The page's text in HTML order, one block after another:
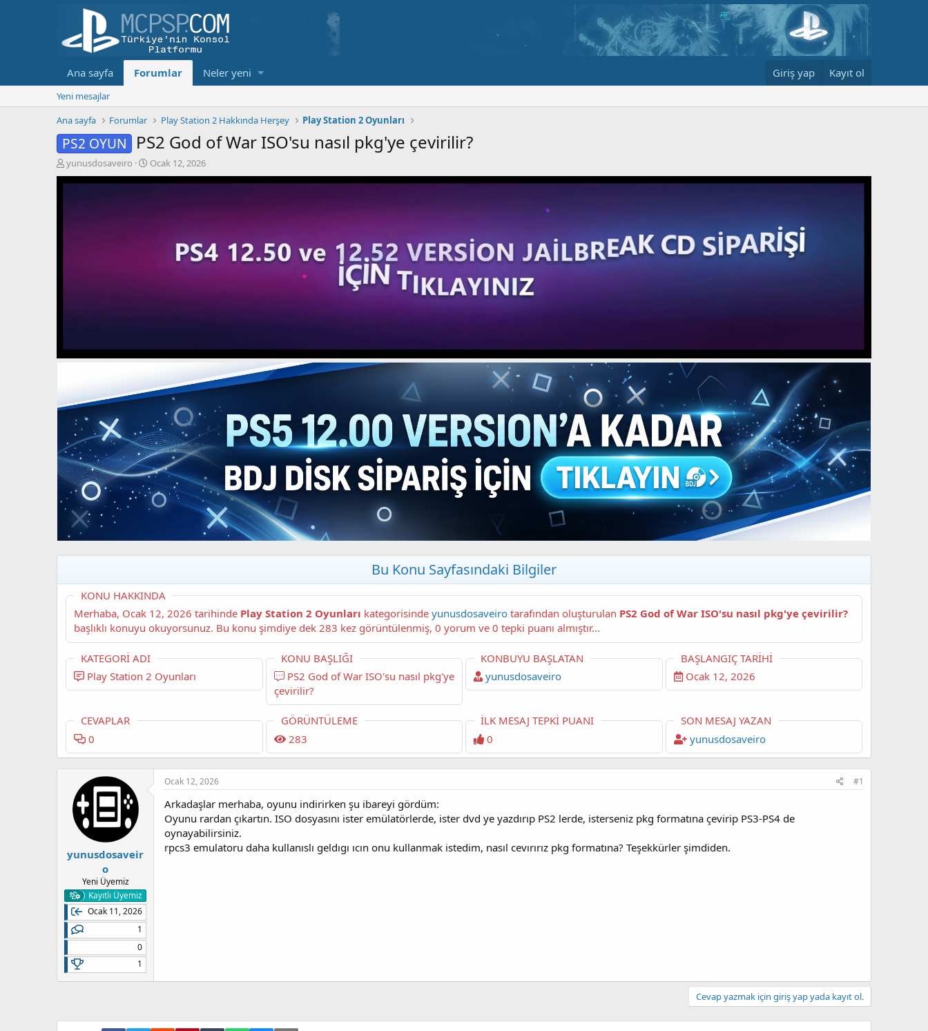
Ana sayfa Forumlar Neler yeni Giriş yap Kayıt ol
Yeni mesajlar
Ana sayfa
Forumlar Play Station 2 Hakkında Herşey Play Station 2 Oyunları
PS2 OYUN PS2 God of War ISO'su nasıl pkg'ye çevirilir?
K
o
n
yunusdosaveiro
B
a
ş
Ocak 12, 2026
Bu Konu Sayfasındaki Bilgiler
KONU HAKKINDA
Merhaba, Ocak 12, 2026 tarihinde Play Station 2 Oyunları kategorisindeyunusdosaveiro tarafından oluşturulan PS2 God of War ISO'su nasıl pkg'ye çevirilir?
başlıklı konuyu okuyorsunuz. Bu konu şimdiye dek 283 kez görüntülenmiş, 0 yorum ve 0 tepki puanı almıştır...
KATEGORI ADI
Play Station 2 Oyunları
KONU BAŞLIĞI
PS2 God of War ISO'su nasıl pkg'ye
çevirilir?
KONBUYU BAŞLATAN
yunusdosaveiro
BAŞLANGIÇ TARIHI
Ocak 12, 2026
CEVAPLAR
0
GÖRÜNTÜLEME
283
İLK MESAJ TEPKI PUANI
0
SON MESAJ YAZAN
yunusdosaveiro
yunusdosaveir
o
Yeni Üyemiz
Kayıtlı Üyemiz
Ocak 11, 2026
1
0
1
Ocak 12, 2026 #1
Arkadaşlar merhaba, oyunu indirirken şu ibareyi gördüm:
Oyunu rardan çıkartın. ISO dosyasını ister emülatörlerde, ister dvd ye yazdırıp PS2 lerde, isterseniz pkg formatına çevirip PS3-PS4 de
oynayabilirsiniz.
rpcs3 emulatoru daha kullanıslı geldıgı ıcın onu kullanmak istedim, nasıl cevırırız pkg formatına? Teşekkürler şimdiden.
Cevap yazmak için giriş yap yada kayıt ol.